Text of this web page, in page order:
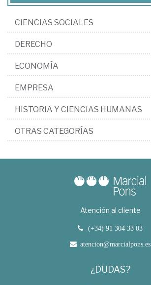
CIENCIAS SOCIALES
DERECHO
ECONOMÍA
EMPRESA
HISTORIA Y CIENCIAS HUMANAS
OTRAS CATEGORÍAS
Atención al cliente
(+34) 91 304 33 03
atencion@marcialpons.es
¿DUDAS?